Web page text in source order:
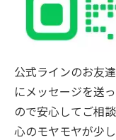
公式ラインのお友
にメッセージを送
ので安心してご相談
心のモヤモヤが少